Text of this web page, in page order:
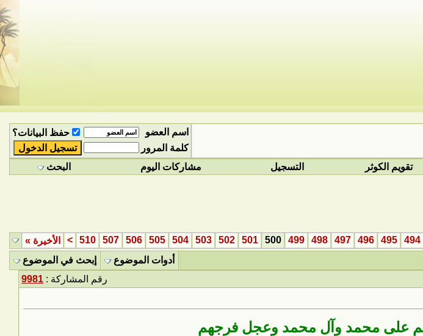
اسم العضو
حفظ البيانات؟
كلمة المرور
تقويم الكوثر التسجيل مشاركات اليوم البحث
494
495
496
497
498
499
500
501
502
503
504
505
506
507
510
> الأخيرة »
أدوات الموضوع
إبحث في الموضوع
رقم المشاركة : 9981
على محمد وآل محمد وعجل فرجهم